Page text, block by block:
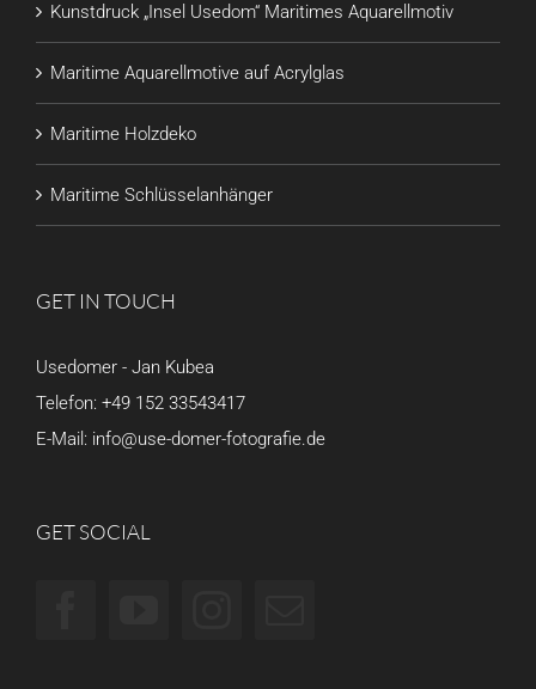
Kunstdruck „Insel Usedom“ Maritimes Aquarellmotiv
Maritime Aquarellmotive auf Acrylglas
Maritime Holzdeko
Maritime Schlüsselanhänger
GET IN TOUCH
Usedomer - Jan Kubea
Telefon: +49 152 33543417
E-Mail: info@use-domer-fotografie.de
GET SOCIAL